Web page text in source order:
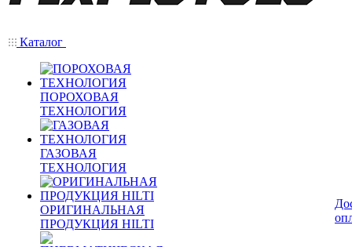
Каталог
ПОРОХОВАЯ
ТЕХНОЛОГИЯ
ГАЗОВАЯ
ТЕХНОЛОГИЯ
ОРИГИНАЛЬНАЯ
ПРОДУКЦИЯ HILTI